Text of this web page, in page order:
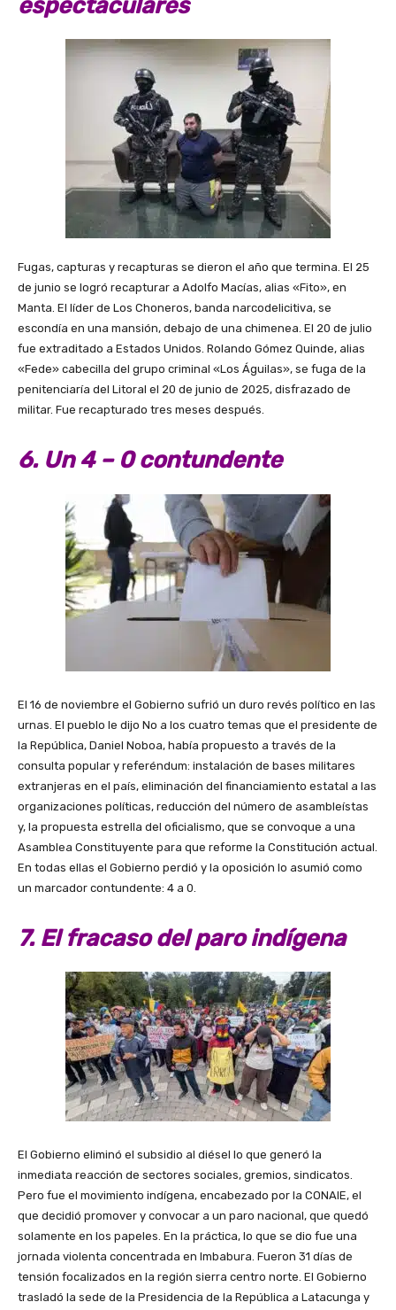
espectaculares
Fugas, capturas y recapturas se dieron el año que termina. El 25
de junio se logró recapturar a Adolfo Macías, alias «Fito», en
Manta. El líder de Los Choneros, banda narcodelicitiva, se
escondía en una mansión, debajo de una chimenea. El 20 de julio
fue extraditado a Estados Unidos. Rolando Gómez Quinde, alias
«Fede» cabecilla del grupo criminal «Los Águilas», se fuga de la
penitenciaría del Litoral el 20 de junio de 2025, disfrazado de
militar. ​Fue recapturado tres meses después.
6. Un 4 – 0 contundente
El 16 de noviembre el Gobierno sufrió un duro revés político en las
urnas. El pueblo le dijo No a los cuatro temas que el presidente de
la República, Daniel Noboa, había propuesto a través de la
consulta popular y referéndum: instalación de bases militares
extranjeras en el país, eliminación del financiamiento estatal a las
organizaciones políticas, reducción del número de asambleístas
y, la propuesta estrella del oficialismo, que se convoque a una
Asamblea Constituyente para que reforme la Constitución actual.
En todas ellas el Gobierno perdió y la oposición lo asumió como
un marcador contundente: 4 a 0.
7. El fracaso del paro indígena
El Gobierno eliminó el subsidio al diésel lo que generó la
inmediata reacción de sectores sociales, gremios, sindicatos.
Pero fue el movimiento indígena, encabezado por la CONAIE, el
que decidió promover y convocar a un paro nacional, que quedó
solamente en los papeles. En la práctica, lo que se dio fue una
jornada violenta concentrada en Imbabura. Fueron 31 días de
tensión focalizados en la región sierra centro norte. El Gobierno
trasladó la sede de la Presidencia de la República a Latacunga y